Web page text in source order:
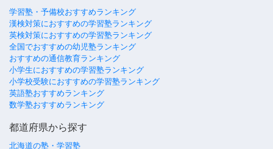
学習塾・予備校おすすめランキング
漢検対策におすすめの学習塾ランキング
英検対策におすすめの学習塾ランキング
全国でおすすめの幼児塾ランキング
おすすめの通信教育ランキング
小学生におすすめの学習塾ランキング
小学校受験におすすめの学習塾ランキング
英語塾おすすめランキング
数学塾おすすめランキング
都道府県から探す
北海道の塾・学習塾